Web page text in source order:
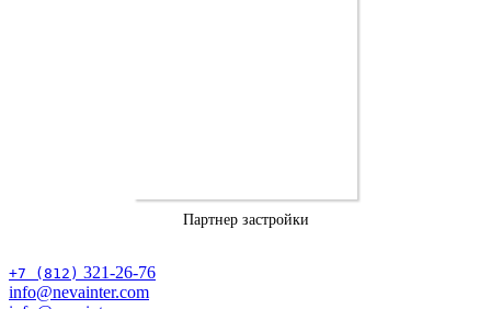
Партнер застройки
+7 (812) 321-26-76
info@nevainter.com